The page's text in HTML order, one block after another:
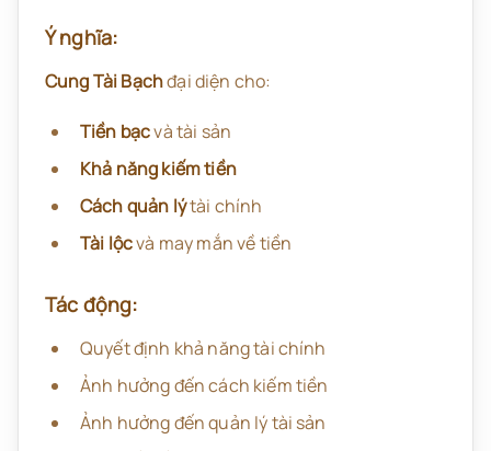
Ý nghĩa:
Cung Tài Bạchđại diện cho:
Tiền bạcvà tài sản
Khả năng kiếm tiền
Cách quản lýtài chính
Tài lộcvà may mắn về tiền
Tác động:
Quyết định khả năng tài chính
Ảnh hưởng đến cách kiếm tiền
Ảnh hưởng đến quản lý tài sản